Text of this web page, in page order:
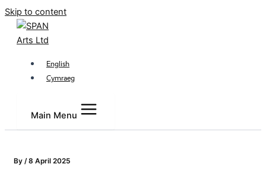
Skip to content
English
Cymraeg
Main Menu
By /8 April 2025